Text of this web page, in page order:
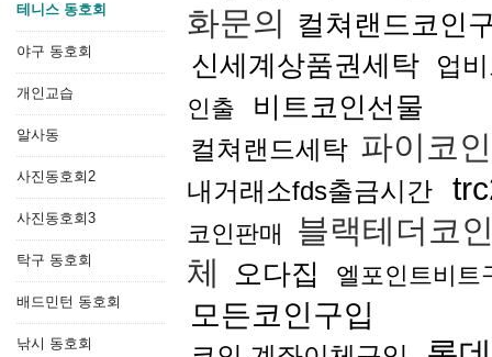
테니스 동호회
야구 동호회
개인교습
알사동
사진동호회2
사진동호회3
탁구 동호회
배드민턴 동호회
낚시 동호회
화문의 컬쳐랜드코인
신세계상품권세탁
업
인출 비트코인선물
컬쳐랜드세탁 파이코
내거래소fds출금시간
코인판매
블랙테더코
체
오다집 엘포인트비트
모든코인구입